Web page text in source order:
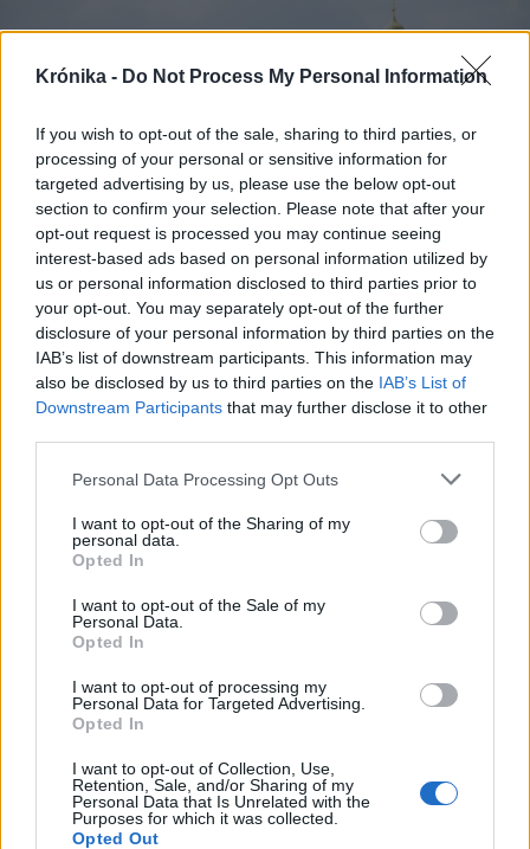
Krónika - Do Not Process My Personal Information
If you wish to opt-out of the sale, sharing to third parties, or
processing of your personal or sensitive information for
targeted advertising by us, please use the below opt-out
section to confirm your selection. Please note that after your
opt-out request is processed you may continue seeing
interest-based ads based on personal information utilized by
us or personal information disclosed to third parties prior to
your opt-out. You may separately opt-out of the further
disclosure of your personal information by third parties on the
IAB’s list of downstream participants. This information may
also be disclosed by us to third parties on the IAB’s List of
Downstream Participants that may further disclose it to other
Personal Data Processing Opt Outs
I want to opt-out of the Sharing of my
personal data.
Opted In
I want to opt-out of the Sale of my
Personal Data.
Opted In
I want to opt-out of processing my
Personal Data for Targeted Advertising.
Opted In
I want to opt-out of Collection, Use,
Retention, Sale, and/or Sharing of my
Personal Data that Is Unrelated with the
Purposes for which it was collected.
Opted Out
2026. augusztus 07., péntek
Moszkva: nem utánozzuk a
gesztusát, de nem marad válasz
nélkül egy követségi alkalmazott
kiutasítása